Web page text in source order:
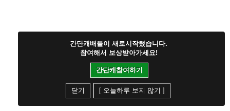
간단캐배틀이 새로시작됐습니다.
참여해서 보상받아가세요!
간단캐참여하기
닫기 [ 오늘하루 보지 않기 ]